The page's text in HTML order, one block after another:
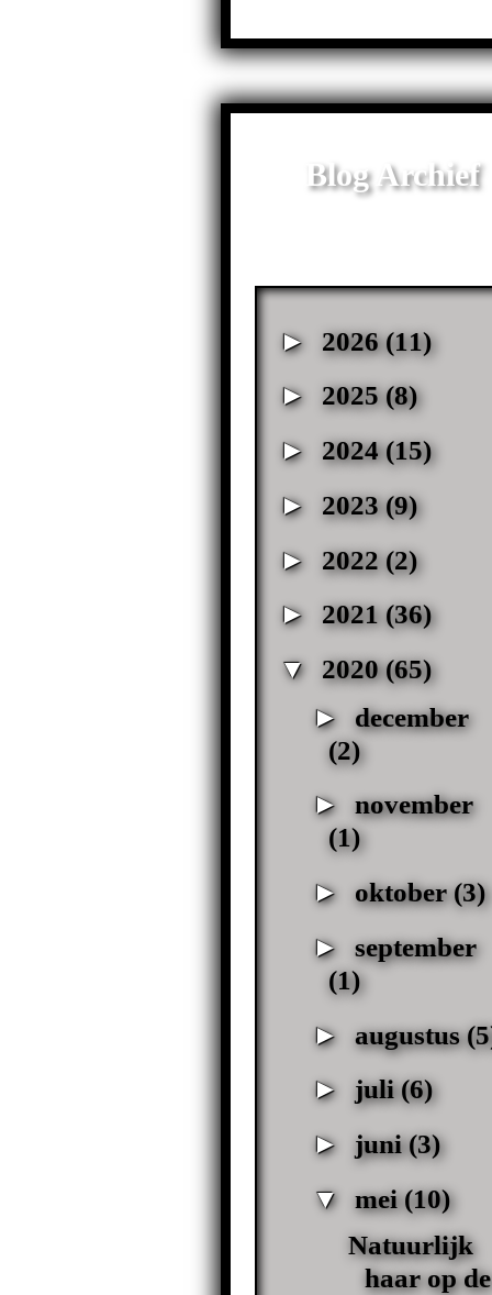
Blog Archief
► 2026(11)
► 2025(8)
► 2024(15)
► 2023(9)
► 2022(2)
► 2021(36)
▼ 2020(65)
► december
(2)
► november
(1)
► oktober(3)
► september
(1)
► augustus
► juli(6)
► juni(3)
▼ mei(10)
Natuurlijk
haar op de